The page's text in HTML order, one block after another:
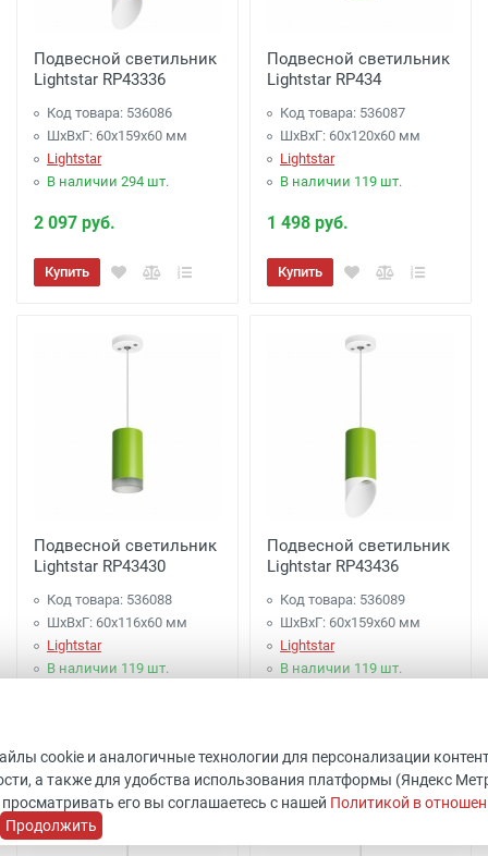
Подвесной светильник
Lightstar RP43336
Код товара: 536086
ШхВхГ: 60x159x60 мм
Lightstar
В наличии 294 шт.
2 097 руб.
Купить
Подвесной светильник
Lightstar RP434
Код товара: 536087
ШхВхГ: 60x120x60 мм
Lightstar
В наличии 119 шт.
1 498 руб.
Купить
Подвесной светильник
Lightstar RP43430
Код товара: 536088
ШхВхГ: 60x116x60 мм
Lightstar
В наличии 119 шт.
Купить
Подвесной светильник
Lightstar RP43436
Код товара: 536089
ШхВхГ: 60x159x60 мм
Lightstar
В наличии 119 шт.
Купить
cookie и аналогичные технологии для персонализации
а также для удобства использования платформы (Яндекс
его вы соглашаетесь с нашей Политикой в
Продолжить